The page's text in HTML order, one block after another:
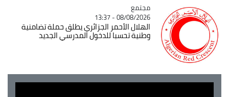
Catégorie
مجتمع
08/08/2026 - 13:37
الهلال الأحمر الجزائري يطلق حملة تضامنية
وطنية تحسبا للدخول المدرسي الجديد